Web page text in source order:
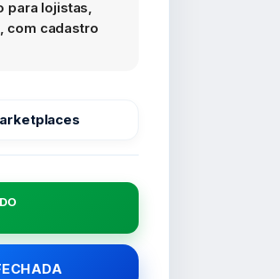
para lojistas,
com cadastro